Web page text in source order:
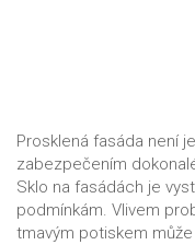
Prosklená fasáda není
zabezpečením
Sklo na fasádách je
podmínkám. Vlivem
tmavým potiskem